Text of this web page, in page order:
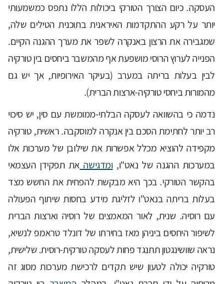
העסקה. כיום הצורך הטורקי ביכולות הללו נתפס כמשמעותי
יותר על רקע ההתקדמות האיראנית בתוכנית הטילים שלה,
שמגבירה את הרצון באנקרה לשפר את מערך ההגנה הקיים.
הפנייה לערוץ הרוסי מושפעת אף מהמשבר ביחסים בין טורקיה
לבין בעלות בריתה במערב (בעיקר האירופיות, אך יש גם
מהמורות ביחסי טורקיה-ארצות הברית).
נדמה כי בהשוואה לעסקה הבלתי-ממומשת עם סין, יש סיכוי
רב יותר לחתימת הסכם בין אנקרה למוסקבה. ראשית, טורקיה
מקפידה להוציא מכלל אפשרות את שילובן של מערכות אלו
במערכות ההגנה של נאט"ו,ומדגישה את תפקידן העצמאי
בהקשר הטורקי. בכך היא מבקשת להפחית את החשש מצד
בעלות בריתה בנאט"ו לזליגת מידע בחסות שיתוף הפעולה
עם רוסיה. שנית, לאור המאמצים של רוסיה וארצות הברית
לשיפור היחסים ביניהן מאז בחירתו של דונלד טראמפ לנשיא,
נראה שוושינגטון תתנגד פחות לעסקה טורקית-רוסית. שלישית,
טורקיה יכולה לטעון שיש תקדים לרכישת מערכות מסוג זה